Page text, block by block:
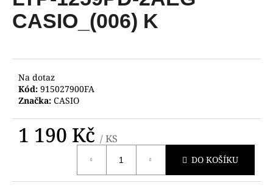
0,0
z
CASIO_(006) K
Na dotaz
Kód: 915027900FA
Značka: CASIO
1 190 Kč / KS
DO KOŠÍKU
a
j
t
?
HLEDAT